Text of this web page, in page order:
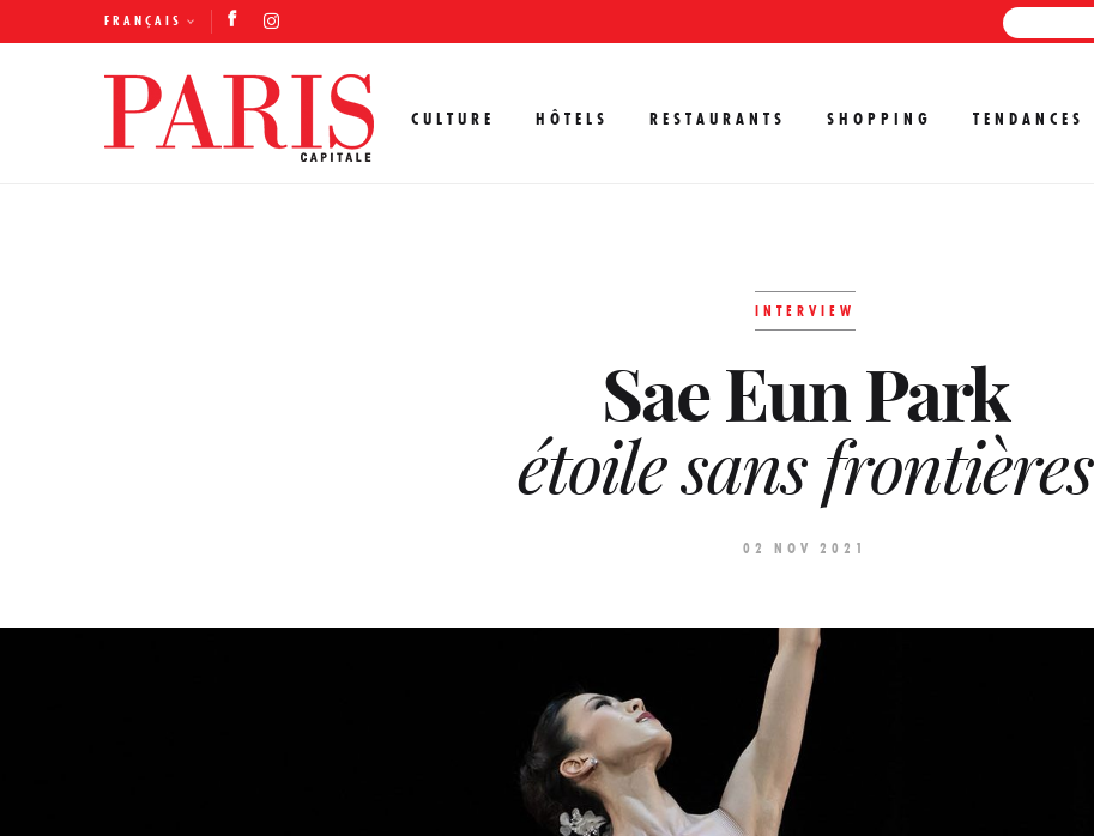
FRANÇAIS
CULTURE HÔTELS RESTAURANTS SHOPPING TENDANCES
INTERVIEW
Sae Eun Park
étoile sans frontières
02 NOV 2021